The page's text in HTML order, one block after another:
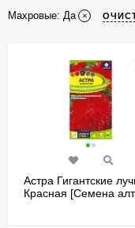
Махровые: Да
Астра Гигантские
Красная [Семена